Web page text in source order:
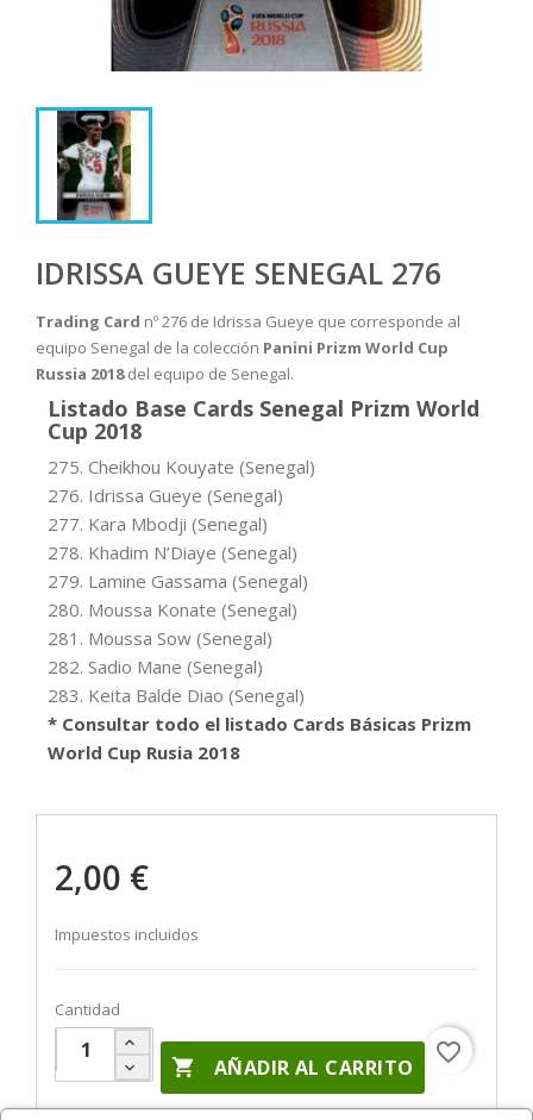
IDRISSA GUEYE SENEGAL 276
Trading Card nº 276 de Idrissa Gueye que corresponde al
equipo Senegal de la colección Panini Prizm World Cup
Russia 2018del equipo de Senegal.
Listado Base Cards Senegal Prizm World
Cup 2018
275. Cheikhou Kouyate (Senegal)
276. Idrissa Gueye (Senegal)
277. Kara Mbodji (Senegal)
278. Khadim N’Diaye (Senegal)
279. Lamine Gassama (Senegal)
280. Moussa Konate (Senegal)
281. Moussa Sow (Senegal)
282. Sadio Mane (Senegal)
283. Keita Balde Diao (Senegal)
* Consultar todo el listado Cards Básicas Prizm
World Cup Rusia 2018
2,00 €
Impuestos incluidos
Cantidad
 AÑADIR AL CARRITO
favorite_border